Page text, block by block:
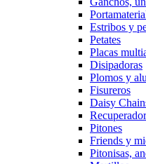
Estribos y
Petates
Placas
Disipadoras
Plomos y
Fisureros
Daisy
Pitones
Friends y
Pitonisas,